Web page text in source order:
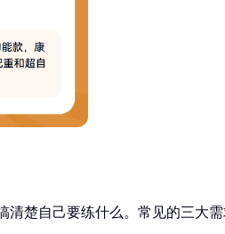
楚自己要练什么。常见的三大需